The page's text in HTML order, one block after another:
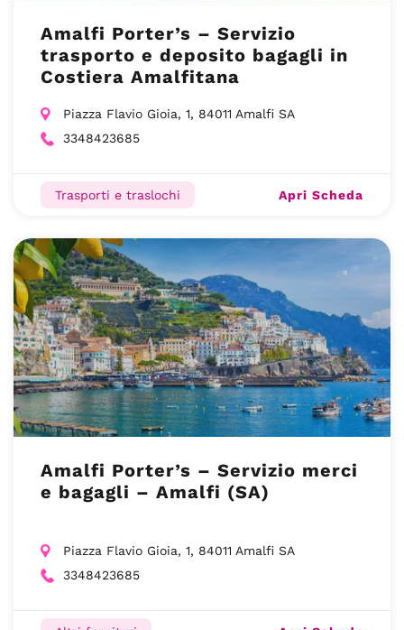
Amalfi Porter’s – Servizio
trasporto e deposito bagagli in
Costiera Amalfitana
Piazza Flavio Gioia, 1, 84011 Amalfi SA
3348423685
Trasporti e traslochi Apri Scheda
Amalfi Porter’s – Servizio merci
e bagagli – Amalfi (SA)
Piazza Flavio Gioia, 1, 84011 Amalfi SA
3348423685